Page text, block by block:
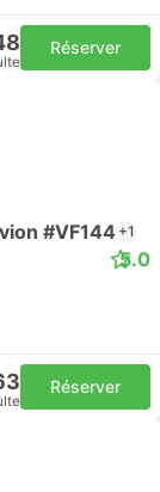
Réserver
#VF144 +1
5.0
Réserver